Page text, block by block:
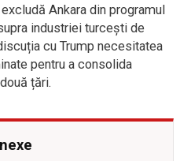
Ankara din programul
industriei turcești de
cu Trump necesitatea
pentru a consolida
țări.